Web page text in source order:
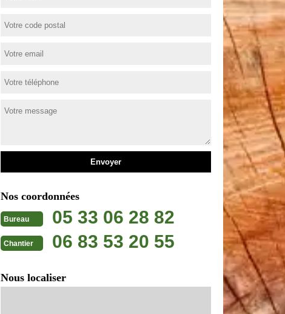
Nos coordonnées
Bureau 05 33 06 28 82
Chantier 06 83 53 20 55
Nous localiser